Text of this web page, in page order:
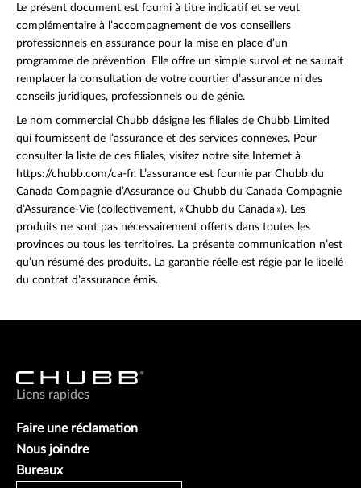
Le présent document est fourni à titre indicatif et se veut
complémentaire à l’accompagnement de vos conseillers
professionnels en assurance pour la mise en place d’un
programme de prévention. Elle offre un simple survol et ne saurait
remplacer la consultation de votre courtier d’assurance ni des
conseils juridiques, professionnels ou de génie.
Le nom commercial Chubb désigne les filiales de Chubb Limited
qui fournissent de l’assurance et des services connexes. Pour
consulter la liste de ces filiales, visitez notre site Internet à
https://chubb.com/ca-fr. L’assurance est fournie par Chubb du
Canada Compagnie d’Assurance ou Chubb du Canada Compagnie
d’Assurance-Vie (collectivement, « Chubb du Canada »). Les
produits ne sont pas nécessairement offerts dans toutes les
provinces ou tous les territoires. La présente communication n’est
qu’un résumé des produits. La garantie réelle est régie par le libellé
du contrat d’assurance émis.
Liens rapides
Faire une réclamation
Nous joindre
Bureaux